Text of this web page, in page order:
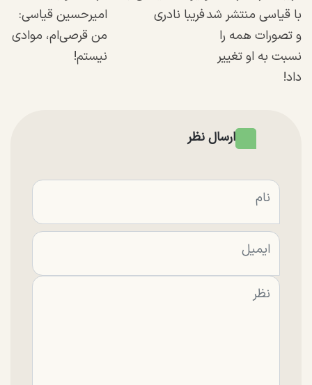
با قیاسی منتشر شد
و تصورات همه را
نسبت به او تغییر
داد!
فریبا نادری
امیرحسین قیاسی:
من قرصی‌ام، موادی
نیستم!
ارسال نظر